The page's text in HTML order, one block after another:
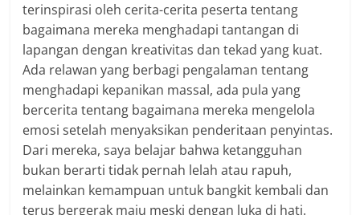
terinspirasi oleh cerita-cerita peserta tentang
bagaimana mereka menghadapi tantangan di
lapangan dengan kreativitas dan tekad yang kuat.
Ada relawan yang berbagi pengalaman tentang
menghadapi kepanikan massal, ada pula yang
bercerita tentang bagaimana mereka mengelola
emosi setelah menyaksikan penderitaan penyintas.
Dari mereka, saya belajar bahwa ketangguhan
bukan berarti tidak pernah lelah atau rapuh,
melainkan kemampuan untuk bangkit kembali dan
terus bergerak maju meski dengan luka di hati.